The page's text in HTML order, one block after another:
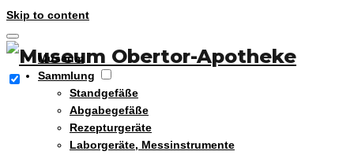
Skip to content
Museum
Sammlung
Standgefäße
Abgabegefäße
Rezepturgeräte
Laborgeräte, Messinstrumente